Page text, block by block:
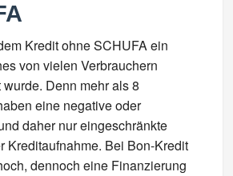
Kredit ohne SCHUFA ein
von vielen Verbrauchern
Denn mehr als 8
eine negative oder
daher nur eingeschränkte
Kreditaufnahme. Bei Bon-Kredit
dennoch eine Finanzierung